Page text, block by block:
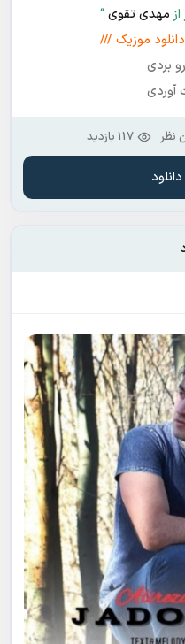
مهدی تقوی“
موزیک ///
بردی
آوردی
نظر 117 بازدید